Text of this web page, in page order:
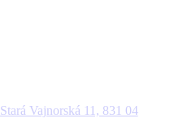
Stará Vajnorská 11, 831 04